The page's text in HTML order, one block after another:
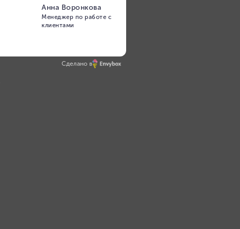
Сделано в